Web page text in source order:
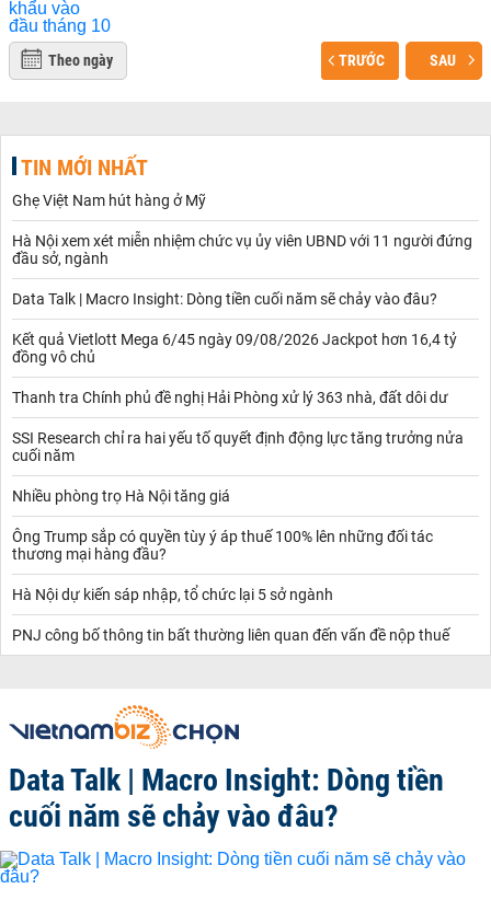
Theo ngày TRƯỚC SAU
TIN MỚI NHẤT
Ghẹ Việt Nam hút hàng ở Mỹ
Hà Nội xem xét miễn nhiệm chức vụ ủy viên UBND với 11 người đứng
đầu sở, ngành
Data Talk | Macro Insight: Dòng tiền cuối năm sẽ chảy vào đâu?
Kết quả Vietlott Mega 6/45 ngày 09/08/2026 Jackpot hơn 16,4 tỷ
đồng vô chủ
Thanh tra Chính phủ đề nghị Hải Phòng xử lý 363 nhà, đất dôi dư
SSI Research chỉ ra hai yếu tố quyết định động lực tăng trưởng nửa
cuối năm
Nhiều phòng trọ Hà Nội tăng giá
Ông Trump sắp có quyền tùy ý áp thuế 100% lên những đối tác
thương mại hàng đầu?
Hà Nội dự kiến sáp nhập, tổ chức lại 5 sở ngành
PNJ công bố thông tin bất thường liên quan đến vấn đề nộp thuế
Data Talk | Macro Insight: Dòng tiền
cuối năm sẽ chảy vào đâu?